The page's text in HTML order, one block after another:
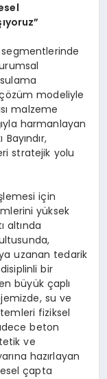
segmentlerinde
modeliyle
malzeme
harmanlayan
stratejik yolu
için
yüksek
altında
uzanan tedarik
bir
büyük çaplı
su ve
fiziksel
beton
ve
hazırlayan
çapta